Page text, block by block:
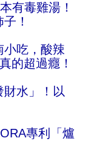
有毒雞湯！
！
小吃，酸辣
的超過癮！
財水」！以
專利「爐